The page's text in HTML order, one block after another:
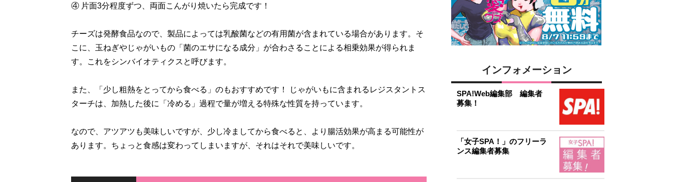
④ 片面3分程度ずつ、両面こんがり焼いたら完成です！
チーズは発酵食品なので、製品によっては乳酸菌などの有用菌が含まれている場合があります。そ
こに、玉ねぎやじゃがいもの「菌のエサになる成分」が合わさることによる相乗効果が得られま
す。これをシンバイオティクスと呼びます。
また、「少し粗熱をとってから食べる」のもおすすめです！ じゃがいもに含まれるレジスタントス
ターチは、加熱した後に「冷める」過程で量が増える特殊な性質を持っています。
なので、アツアツも美味しいですが、少し冷ましてから食べると、より腸活効果が高まる可能性が
あります。ちょっと食感は変わってしまいますが、それはそれで美味しいです。
インフォメーション
SPA!Web編集部 編集者
募集！
「女子SPA！」のフリーラ
ンス編集者募集